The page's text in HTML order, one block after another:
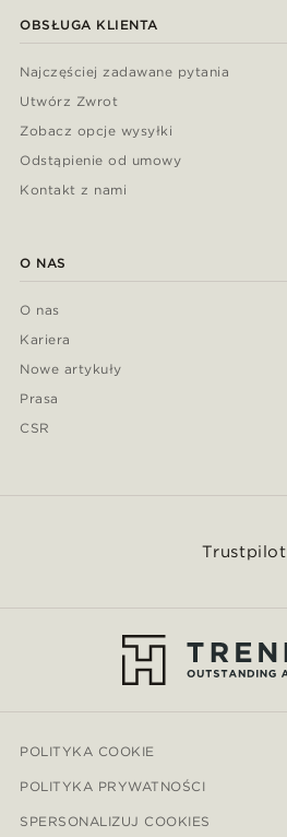
OBSŁUGA KLIENTA
Najczęściej zadawane pytania
Utwórz Zwrot
Zobacz opcje wysyłki
Odstąpienie od umowy
Kontakt z nami
O NAS
O nas
Kariera
Nowe artykuły
Prasa
CSR
Trustpilot
POLITYKA COOKIE
POLITYKA PRYWATNOŚCI
SPERSONALIZUJ COOKIES